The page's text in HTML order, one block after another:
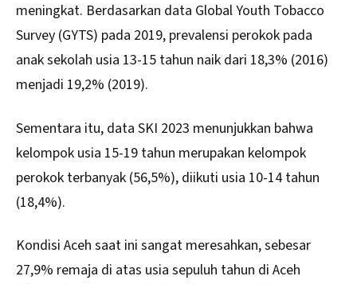
meningkat. Berdasarkan data Global Youth Tobacco
Survey (GYTS) pada 2019, prevalensi perokok pada
anak sekolah usia 13-15 tahun naik dari 18,3% (2016)
menjadi 19,2% (2019).
Sementara itu, data SKI 2023 menunjukkan bahwa
kelompok usia 15-19 tahun merupakan kelompok
perokok terbanyak (56,5%), diikuti usia 10-14 tahun
(18,4%).
Kondisi Aceh saat ini sangat meresahkan, sebesar
27,9% remaja di atas usia sepuluh tahun di Aceh